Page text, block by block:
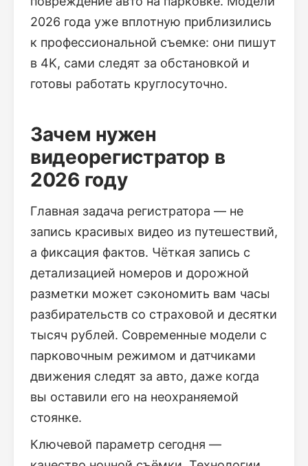
2026 года уже вплотную приблизились
к профессиональной съемке: они пишут
в 4K, сами следят за обстановкой и
готовы работать круглосуточно.
Зачем нужен
видеорегистратор в
2026 году
Главная задача регистратора — не
запись красивых видео из путешествий,
а фиксация фактов. Чёткая запись с
детализацией номеров и дорожной
разметки может сэкономить вам часы
разбирательств со страховой и десятки
тысяч рублей. Современные модели с
парковочным режимом и датчиками
движения следят за авто, даже когда
вы оставили его на неохраняемой
стоянке.
Ключевой параметр сегодня —